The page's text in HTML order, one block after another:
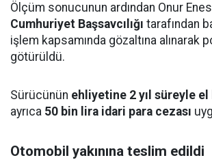
Ölçüm sonucunun ardından Onur Enes
Cumhuriyet Başsavcılığı tarafından
işlem kapsamında gözaltına alınarak
götürüldü.
Sürücünün ehliyetine 2 yıl süreyle
ayrıca 50 bin lira idari para cezası
Otomobil yakınına teslim edildi